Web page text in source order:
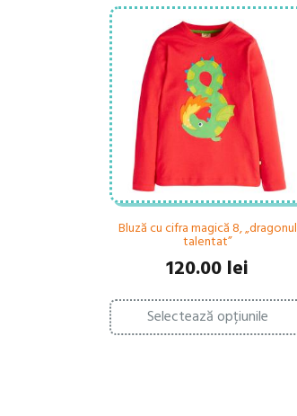
Bluză cu cifra magică 8, „dragonul
talentat”
120.00 lei
Selectează opțiunile